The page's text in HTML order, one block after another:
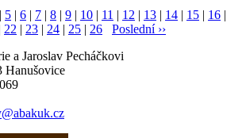
| 5 | 6 | 7 | 8 | 9 | 10 | 11 | 12 | 13 | 14 | 15 | 16 |
22 | 23 | 24 | 25 | 26
Poslední ››
a Jaroslav Pecháčkovi
Hanušovice